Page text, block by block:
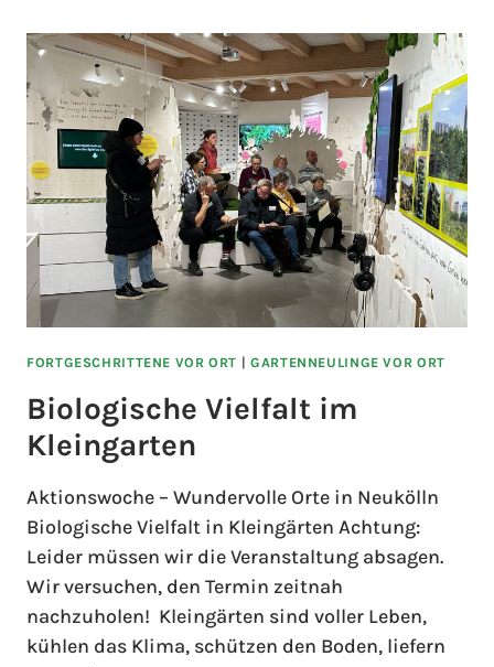
FORTGESCHRITTENE VOR ORT |GARTENNEULINGE VOR ORT
Biologische Vielfalt im
Kleingarten
Aktionswoche – Wundervolle Orte in Neukölln
Biologische Vielfalt in Kleingärten Achtung:
Leider müssen wir die Veranstaltung absagen.
Wir versuchen, den Termin zeitnah
nachzuholen! Kleingärten sind voller Leben,
kühlen das Klima, schützen den Boden, liefern